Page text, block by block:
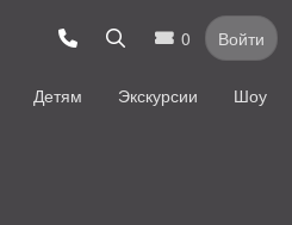
0 Войти
Детям Экскурсии Шоу